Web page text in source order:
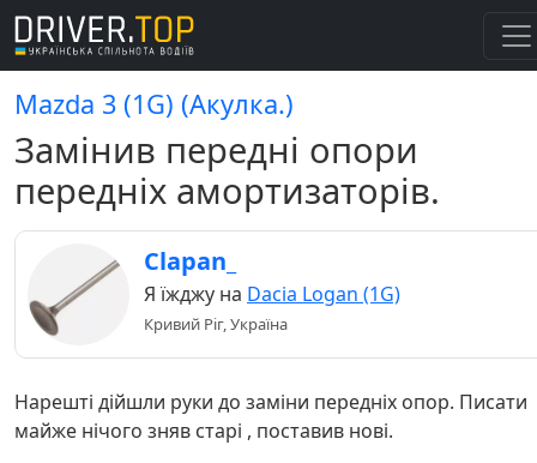
Mazda 3 (1G) (Акулка.)
Замінив передні опори
передніх амортизаторів.
Clapan_
Я їжджу на Dacia Logan (1G)
Кривий Ріг, Україна
Нарешті дійшли руки до заміни передніх опор. Писати
майже нічого зняв старі , поставив нові.